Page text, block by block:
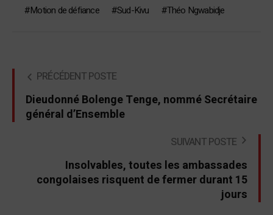
Motion de défiance
Sud-Kivu Théo Ngwabidje
PRÉCÉDENT POSTE
Dieudonné Bolenge Tenge, nommé Secrétaire
général d’Ensemble
SUIVANT POSTE
Insolvables, toutes les ambassades
congolaises risquent de fermer durant 15
jours